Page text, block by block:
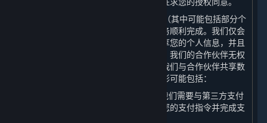
3. 我们可能会向合作伙伴共享您的数据（其中可能包括部分个
人信息），以保障为您提供的内容和服务顺利完成。我们仅会
出于合法、正当、必要、特定的目的共享您的个人信息，并且
只会共享提供内容和服务所必要的数据。我们的合作伙伴无权
将共享的个人信息用于任何其他用途。我们与合作伙伴共享数
据（其中可能包括部分个人信息）的情形可能包括：
（1） 为了实现平台的基本交易功能，我们需要与第三方支付
，以确认您的支付指令并完成支